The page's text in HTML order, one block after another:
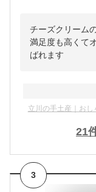
チーズクリーム
満足度も高くて
ばれます
立川の手土産｜おし
21
3